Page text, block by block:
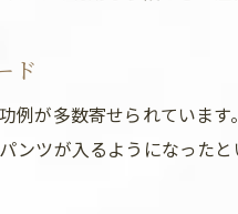
痩身エステとジム併用の
前橋エステで叶う美脚の
ド
が多数寄せられていま
ンツが入るようになった